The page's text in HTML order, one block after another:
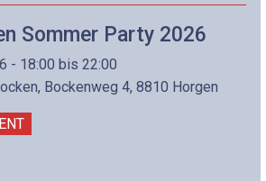
Sommer Party 2026
- 18:00 bis 22:00
Bockenweg 4, 8810 Horgen